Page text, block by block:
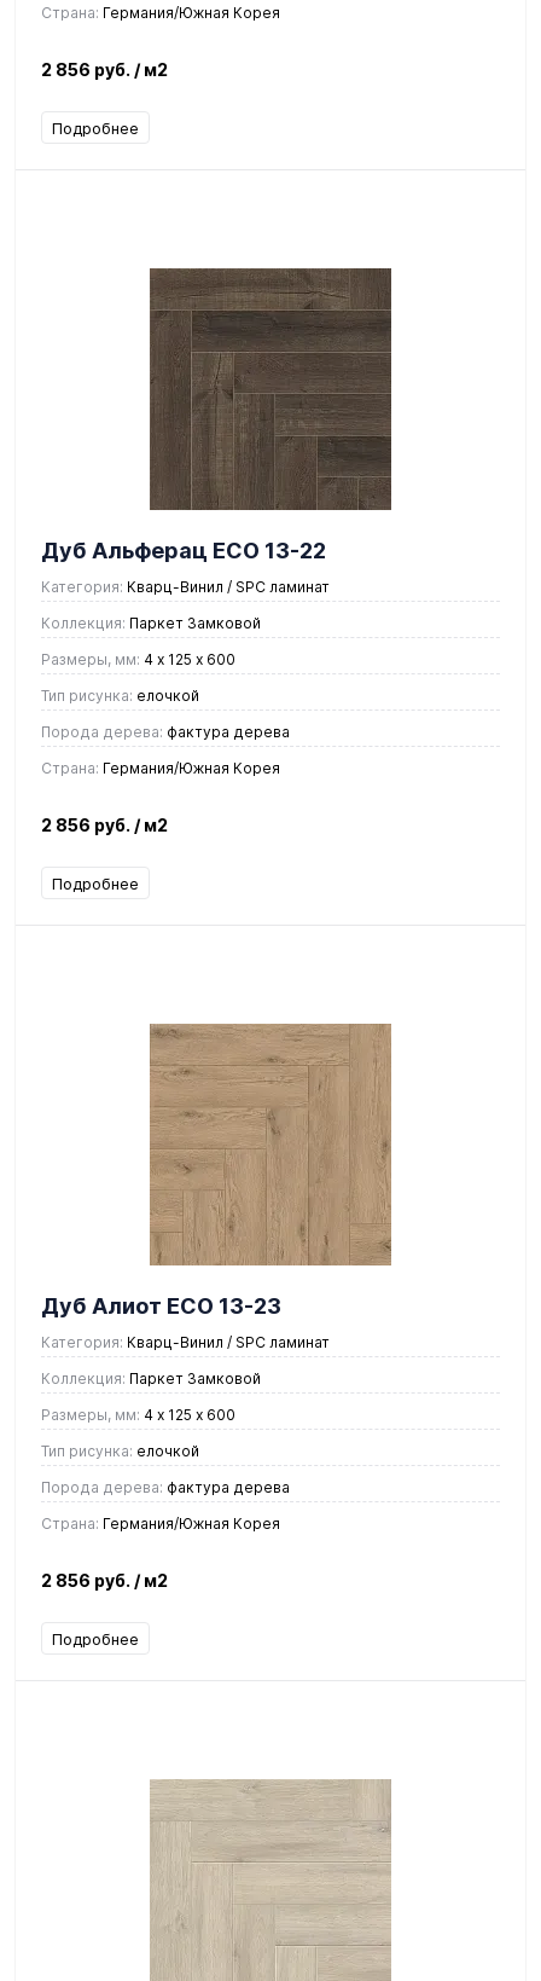
Страна: Германия/Южная Корея
2 856 руб. / м2
Подробнее
Дуб Альферац ЕСО 13-22
Категория: Кварц-Винил / SPC ламинат
Коллекция: Паркет Замковой
Размеры, мм: 4 х 125 х 600
Тип рисунка: елочкой
Порода дерева: фактура дерева
Страна: Германия/Южная Корея
2 856 руб. / м2
Подробнее
Дуб Алиот ЕСО 13-23
Категория: Кварц-Винил / SPC ламинат
Коллекция: Паркет Замковой
Размеры, мм: 4 х 125 х 600
Тип рисунка: елочкой
Порода дерева: фактура дерева
Страна: Германия/Южная Корея
2 856 руб. / м2
Подробнее